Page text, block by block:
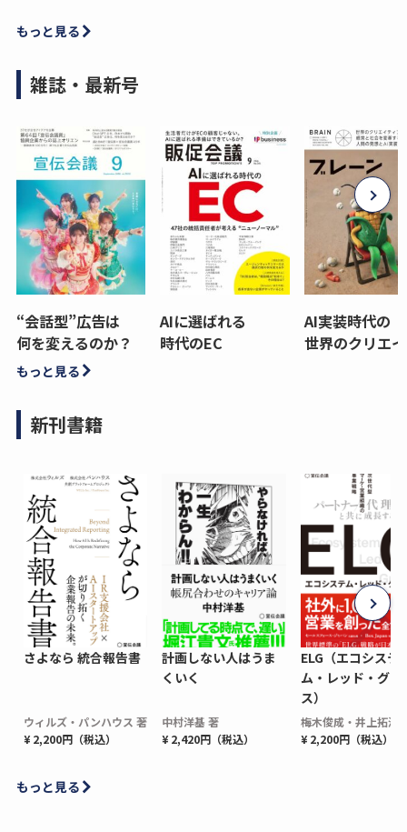
もっと見る
雑誌・最新号
“会話型”広告は
何を変えるのか？
AIに選ばれる
時代のEC
AI実装時代の
世界のクリエ
もっと見る
新刊書籍
さよなら 統合報告書
ウィルズ・パンハウス 著
¥ 2,200円（税込）
計画しない人はうま
くいく
中村洋基 著
¥ 2,420円（税込）
ELG（エコシステ
ム・レッド・グロ
ス）
梅木俊成・井上拓海
¥ 2,200円（税込）
もっと見る